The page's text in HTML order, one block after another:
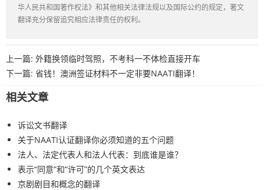
华人民共和国著作权法》和其他相关法律法规以及国际公约的规定，著文
翻译充分保留追究相应法律责任的权利。
上一篇: 外籍换领临时驾照，不考科一不体检直接开车
下一篇: 省钱！澳洲签证材料不一定非要NAATI翻译！
相关文章
诉讼文书翻译
关于NAATI认证翻译你必须知道的五个问题
法人、法定代表人和法人代表：到底谁是谁？
表示“同意”和“许可”的几个英文表达
京剧剧目和概念的翻译